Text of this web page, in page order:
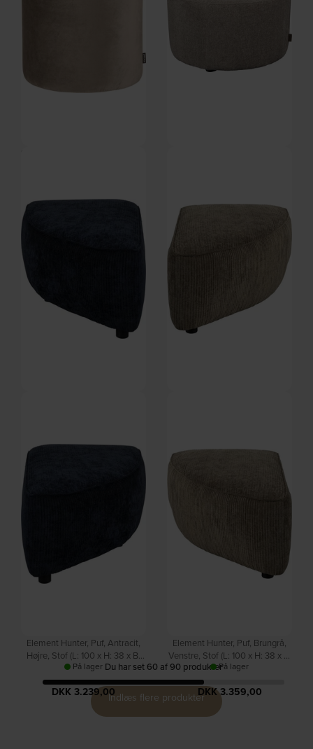
DKK929,00 DKK815,00 DKK2.729,00
DKK3.239,00 DKK3.359,00
Element Hunter, Puf, Antracit,
Højre, Stof (L: 100 x H: 38 x B:
60 cm.) by Zuiver
På lager
DKK 3.239,00
Element Hunter, Puf, Brungrå,
Venstre, Stof (L: 100 x H: 38 x B:
60 cm.) by Zuiver
På lager
DKK3.359,00
Du har set 60 af 90 produkter
Indlæs flere produkter